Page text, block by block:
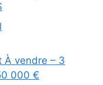
À vendre – 3
000 €